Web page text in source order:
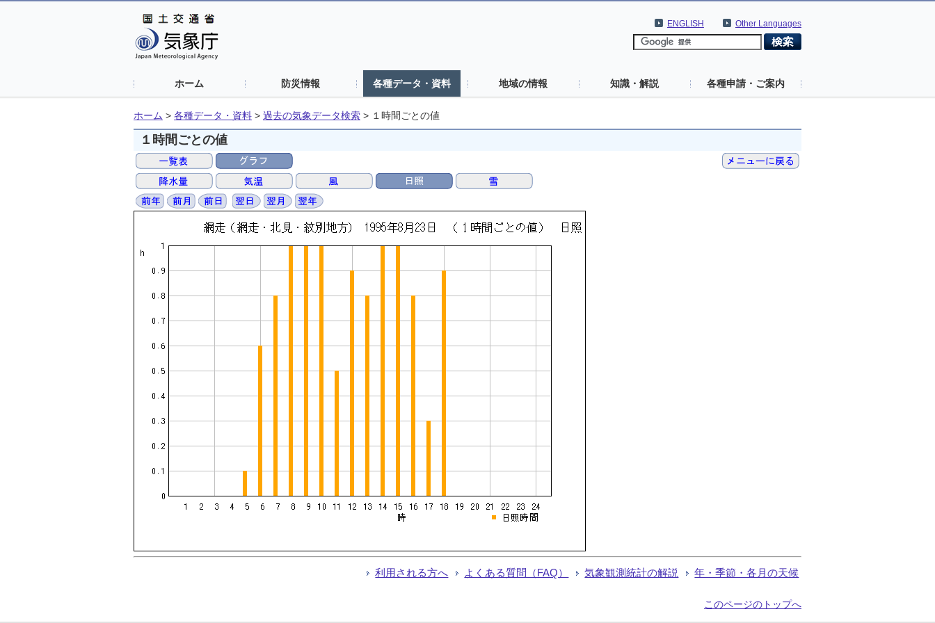
Other Languages
ENGLISH
ホーム 防災情報 各種データ・資料 地域の情報 知識・解説 各種申請・ご案内
ホーム > 各種データ・資料 > 過去の気象データ検索 > １時間ごとの値
１時間ごとの値
利用される方へ よくある質問（FAQ） 気象観測統計の解説 年・季節・各月の天候
このページのトップへ